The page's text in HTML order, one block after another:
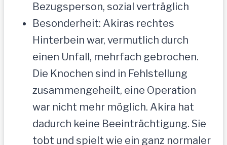
Bezugsperson, sozial verträglich
Besonderheit: Akiras rechtes
Hinterbein war, vermutlich durch
einen Unfall, mehrfach gebrochen.
Die Knochen sind in Fehlstellung
zusammengeheilt, eine Operation
war nicht mehr möglich. Akira hat
dadurch keine Beeinträchtigung. Sie
tobt und spielt wie ein ganz normaler